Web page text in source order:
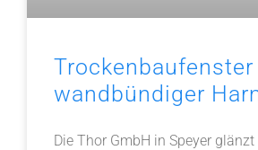
Trockenbaufenster
wandbündiger
Die Thor GmbH in Speyer